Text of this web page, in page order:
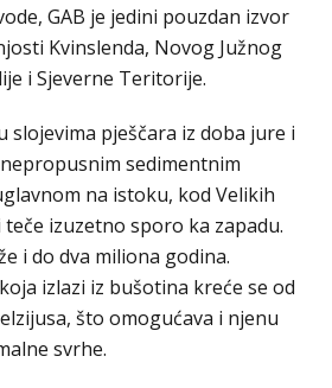
GAB je jedini pouzdan izvor
Kvinslenda, Novog Južnog
i Sjeverne Teritorije.
slojevima pješčara iz doba jure i
sedimentnim
na istoku, kod Velikih
izuzetno sporo ka zapadu.
i do dva miliona godina.
izlazi iz bušotina kreće se od
što omogućava i njenu
svrhe.